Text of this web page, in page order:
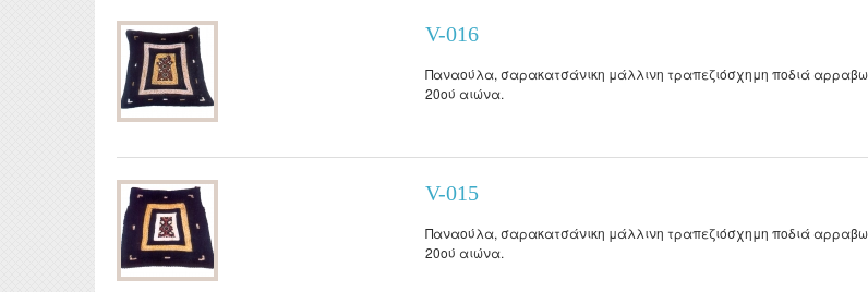
V-016
Παναούλα, σαρακατσάνικη μάλλινη τραπεζιόσχημη ποδιά
20ού αιώνα.
V-015
Παναούλα, σαρακατσάνικη μάλλινη τραπεζιόσχημη ποδιά
20ού αιώνα.